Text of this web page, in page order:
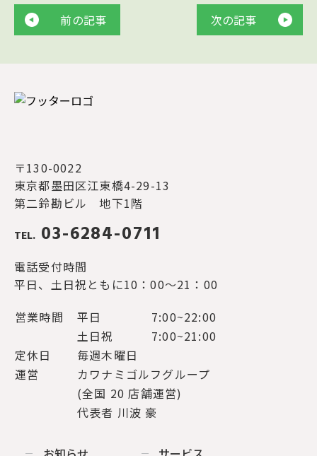
前の記事 次の記事
〒130-0022
東京都墨田区江東橋4-29-13
第二鈴勘ビル 地下1階
TEL. 03-6284-0711
電話受付時間
平日、土日祝ともに10：00～21：00
営業時間
平日
7:00~22:00
土日祝
7:00~21:00
定休日
毎週木曜日
運営
カワナミゴルフグループ
(全国 20 店舗運営)
代表者 川波 豪